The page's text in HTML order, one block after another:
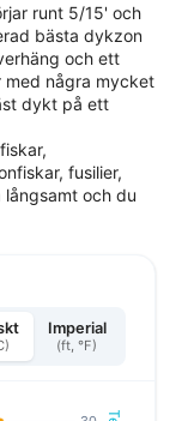
runt 5/15' och
bästa dykzon
och ett
med några mycket
dykt på ett
fusilier,
och du
Imperial
(ft, °F)